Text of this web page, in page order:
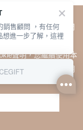
銀
腦中放置並取用我們
更電腦的Cookie設
聲明，您繼續使用本
款之Cookie聲明使用
銷售顧問 ，有任何
想進一步了解，這裡